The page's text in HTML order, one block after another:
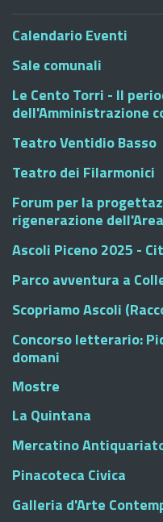
Calendario Eventi
Sale comunali
Le Cento Torri - Il
dell'Amministrazione
Teatro Ventidio Basso
Teatro dei Filarmonici
Forum per la
rigenerazione dell'Area
Ascoli Piceno 2025 -
Parco avventura a
Scopriamo Ascoli
Concorso letterario:
domani
Mostre
La Quintana
Mercatino
Pinacoteca Civica
Galleria d'Arte